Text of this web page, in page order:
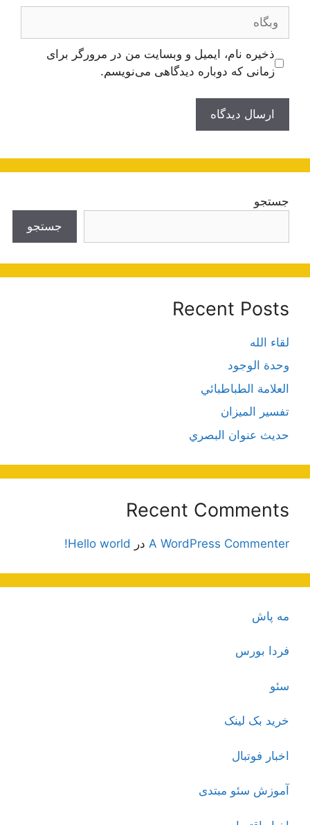
وبگاه
ذخیره نام، ایمیل و وبسایت من در مرورگر برای
زمانی که دوباره دیدگاهی می‌نویسم.
جستجو
جستجو
Recent Posts
لقاء الله
وحدة الوجود
العلامة الطباطبائي
تفسير الميزان
حديث عنوان البصري
Recent Comments
A WordPress Commenter در Hello world!
مه پاش
فردا بورس
سئو
خرید بک لینک
اخبار فوتبال
آموزش سئو مبتدی